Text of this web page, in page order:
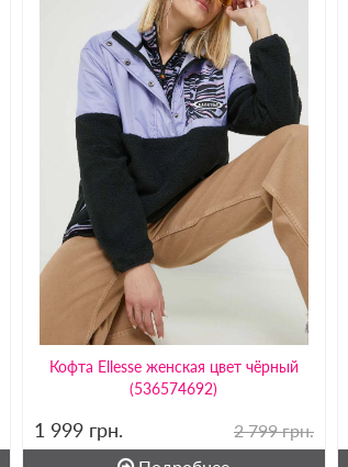
Кофта Ellesse женская цвет чёрный
(536574692)
1 999 грн.
2 799 грн.